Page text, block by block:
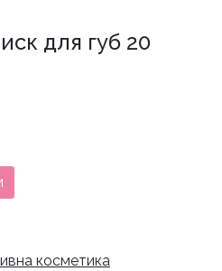
для губ 20
косметика